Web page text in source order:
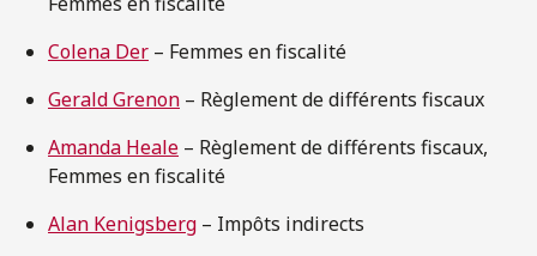
Colena Der – Femmes en fiscalité
Gerald Grenon – Règlement de différents fiscaux
Amanda Heale – Règlement de différents fiscaux,
Femmes en fiscalité
Alan Kenigsberg – Impôts indirects